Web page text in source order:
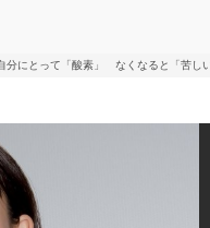
分にとって「酸素」 なくなると「苦し